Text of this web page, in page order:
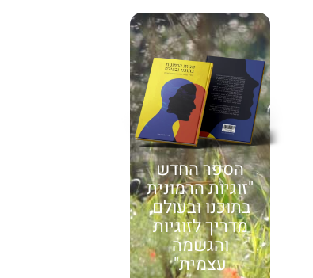
הספר החדש
"זוגיות הרמונית
בתוכנו ובעולם,
מדריך לזוגיות
והגשמה
עצמית"